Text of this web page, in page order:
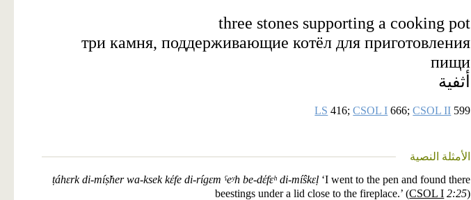
three stones supporting a cooking pot
три камня, поддерживающие котёл для приготовления
пищи
أثفية
LS 416;CSOL I 666;CSOL II 599
الأمثلة النصية
ṭáhɛrk di-míṣ̌her wa-ksek kέfe di-rígɛm ˁeʸh be-dέfɛʰ di-míŝkɛḷ ‘I went to the pen and found there
beestings under a lid close to the fireplace.’ (CSOL I 2:25)